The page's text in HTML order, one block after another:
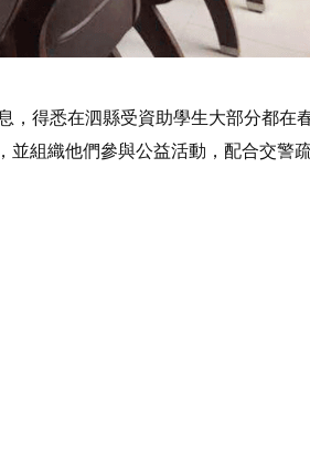
，得悉在泗縣受資助學生大部分都在
組織他們參與公益活動，配合交警